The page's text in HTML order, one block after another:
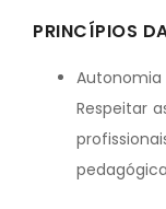
PRINCÍPIOS
Autonomia
Respeitar